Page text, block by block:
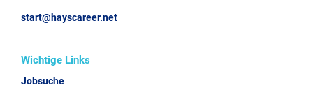
start@hayscareer.net
Wichtige Links
Jobsuche